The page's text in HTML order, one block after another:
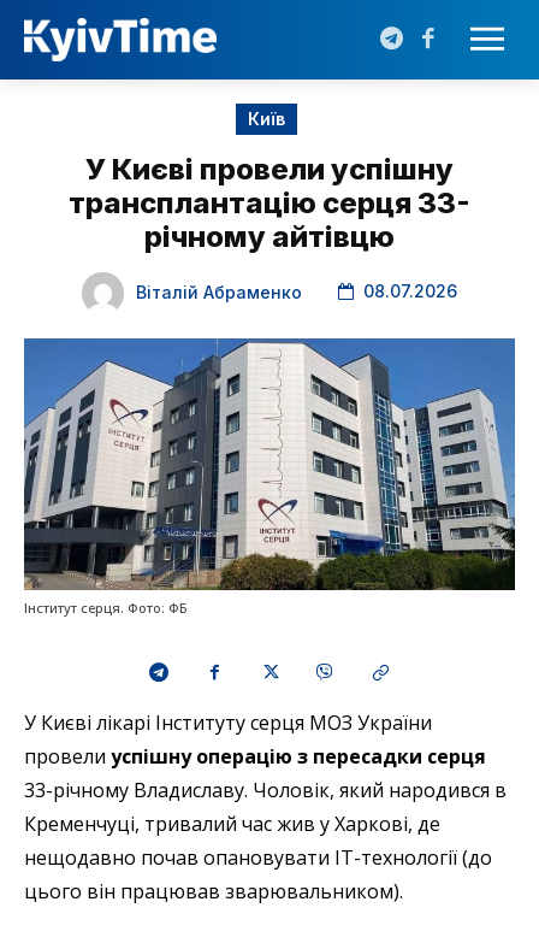
Київ
У Києві провели успішну
трансплантацію серця 33-
річному айтівцю
Віталій Абраменко 08.07.2026
Інститут серця. Фото: ФБ
У Києві лікарі Інституту серця МОЗ України
провели успішну операцію з пересадки серця
33-річному Владиславу. Чоловік, який народився в
Кременчуці, тривалий час жив у Харкові, де
нещодавно почав опановувати IT-технології (до
цього він працював зварювальником).